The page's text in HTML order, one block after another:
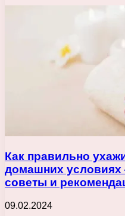
Как правильно
домашних
советы и
09.02.2024